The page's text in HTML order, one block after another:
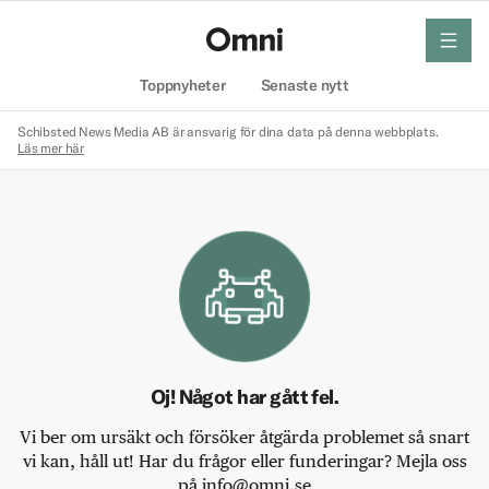
Toppnyheter Senaste nytt
meny
Schibsted News Media AB är ansvarig för dina data på denna webbplats.
Läs mer här
Oj! Något har gått fel.
Vi ber om ursäkt och försöker åtgärda problemet så snart
vi kan, håll ut! Har du frågor eller funderingar? Mejla oss